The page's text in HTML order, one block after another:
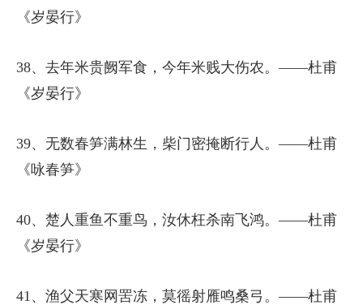
《岁晏行》
38、去年米贵阙军食，今年米贱大伤农。——杜甫
《岁晏行》
39、无数春笋满林生，柴门密掩断行人。——杜甫
《咏春笋》
40、楚人重鱼不重鸟，汝休枉杀南飞鸿。——杜甫
《岁晏行》
41、渔父天寒网罟冻，莫徭射雁鸣桑弓。——杜甫